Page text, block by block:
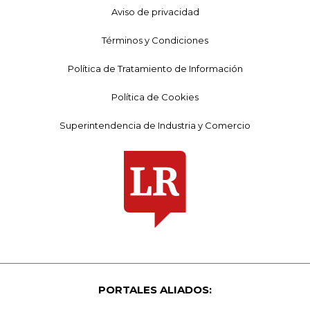
Aviso de privacidad
Términos y Condiciones
Política de Tratamiento de Información
Política de Cookies
Superintendencia de Industria y Comercio
PORTALES ALIADOS: